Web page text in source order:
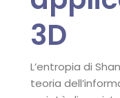
3D
L’entropia di
teoria